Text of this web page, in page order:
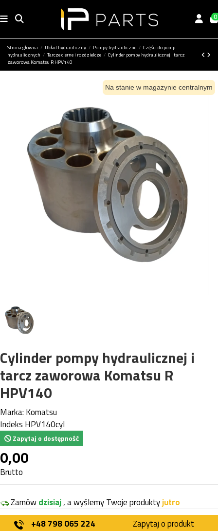
0
Strona główna Układ hydrauliczny Pompy hydrauliczne
Części do pomp
hydraulicznych
Tarcze cierne i rozdzielcze
Cylinder pompy hydraulicznej i tarcz
zaworowa Komatsu R HPV140
Na stanie w magazynie centralnym
Cylinder pompy hydraulicznej i
tarcz zaworowa Komatsu R
HPV140
Marka: Komatsu
Indeks HPV140cyl
Zapytaj o dostępność
0,00
Brutto
Zamówdzisiaj, a wyślemy Twoje produktyjutro
+48 798 065 224
Zapytaj o produkt